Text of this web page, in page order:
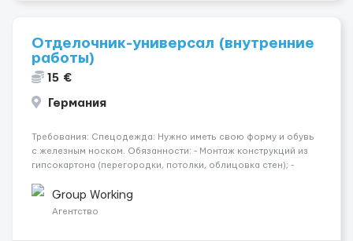
Отделочник-универсал (внутренние
работы)
15 €
Германия
Требования: Спецодежда: Нужно иметь свою форму и обувь
с железным носком. Обязанности: - Монтаж конструкций из
гипсокартона (перегородки, потолки, облицовка стен); -
малярных работ (шпатлевка, грунтовка, покраска); -
Штукатурные работы ...
Group Working
Агентство